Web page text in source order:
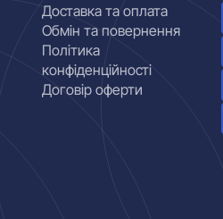
Доставка та оплата
Обмін та повернення
Політика
конфіденційності
Договір оферти